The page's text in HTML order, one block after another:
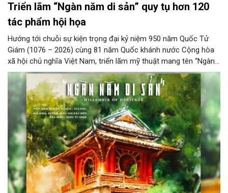
Triển lãm “Ngàn năm di sản” quy tụ hơn 120
tác phẩm hội họa
Hướng tới chuỗi sự kiện trọng đại kỷ niệm 950 năm Quốc Tử
Giám (1076 – 2026) cùng 81 năm Quốc khánh nước Cộng hòa
xã hội chủ nghĩa Việt Nam, triển lãm mỹ thuật mang tên “Ngàn
năm di sản” sẽ chính thức khai mạc vào ngày 8/8 tại Nhà Thái
Học, Di tích Quốc gia đặc biệt Văn Miếu – Quốc Tử Giám. Sự
kiện kéo dài đến ngày 25/9/2026 hứa hẹn trở thành điểm đến
văn hóa đầy sức hút, góp phần làm phong phú đời sống nghệ
thuật của Thủ đô trong mùa thu này.